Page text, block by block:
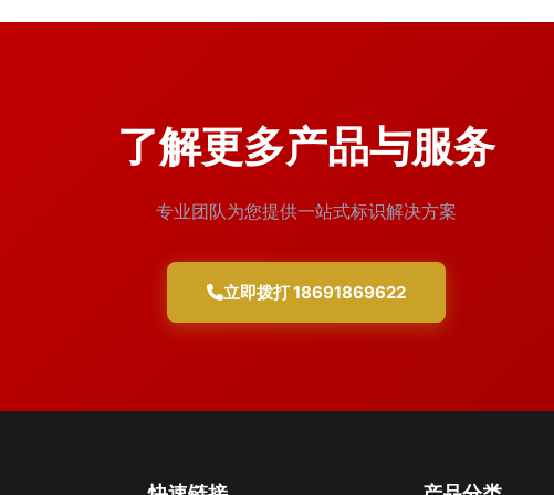
了解更多产品与服务
专业团队为您提供一站式标识解决方案
立即拨打 18691869622